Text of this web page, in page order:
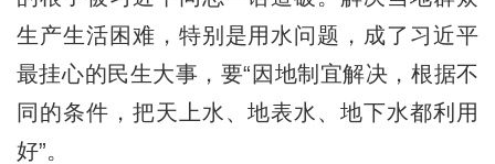
生产生活困难，特别是用水问题，成了习近平
最挂心的民生大事，要“因地制宜解决，根据不
同的条件，把天上水、地表水、地下水都利用
好”。